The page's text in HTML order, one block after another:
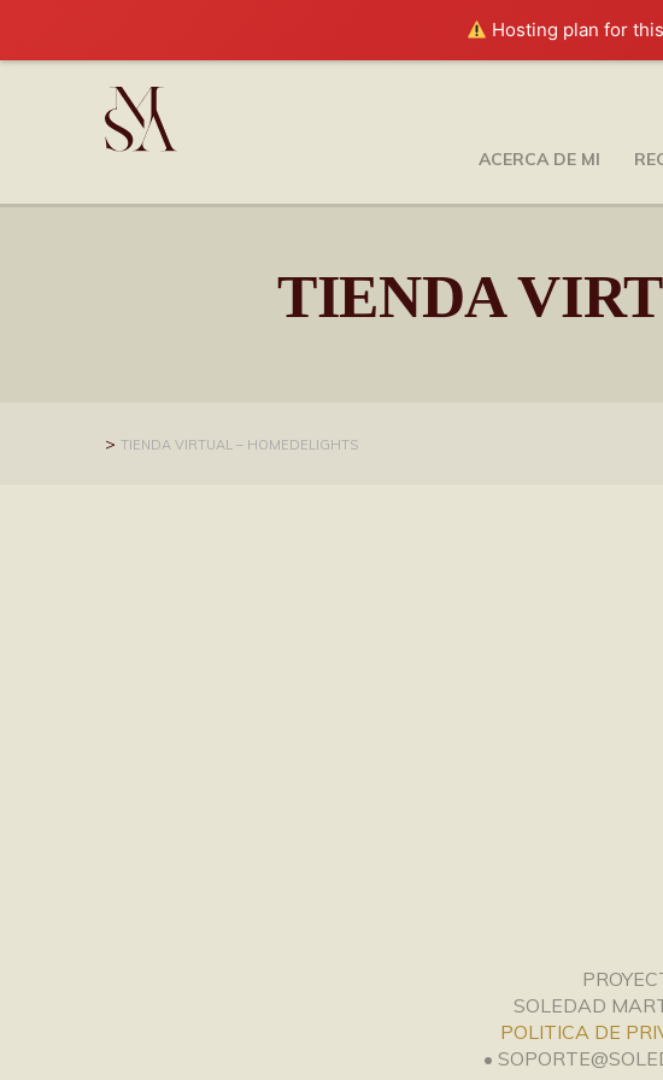
Hosting plan for
ACERCA DE MI
TIENDA
> TIENDA VIRTUAL – HOMEDELIGHTS
SOLEDAD
POLITICA DE
•